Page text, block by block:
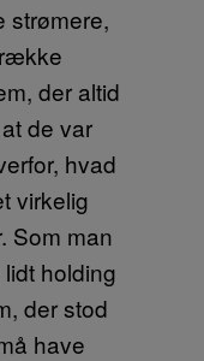
strømere,
der altid
de var
hvad
virkelig
Som man
holding
der stod
have